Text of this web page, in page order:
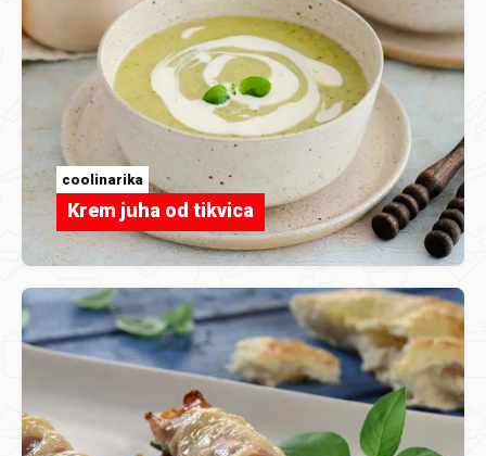
coolinarika
Krem juha od tikvica